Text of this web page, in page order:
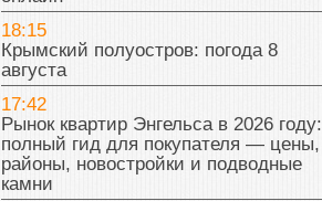
18:15
Крымский полуостров: погода 8
августа
17:42
Рынок квартир Энгельса в 2026 году:
полный гид для покупателя — цены,
районы, новостройки и подводные
камни